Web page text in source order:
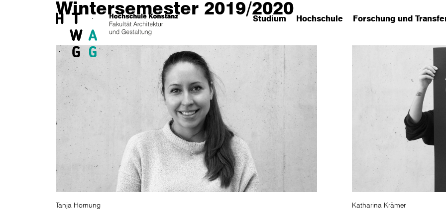
Skip to main content
Studium
(has submenu)Hochschule
(has submenu)Forschung und
(has submenu)
Wintersemester 2019/2020
Tanja Hornung Katharina Krämer